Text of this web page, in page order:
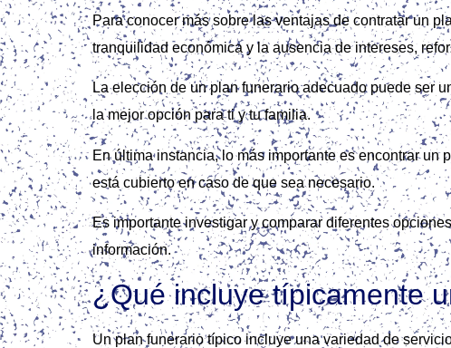
Para conocer más sobre las ventajas de contratar un
tranquilidad económica y la ausencia de intereses,
La elección de un plan funerario adecuado puede ser
la mejor opción para ti y tu familia.
En última instancia, lo más importante es encontrar
está cubierto en caso de que sea necesario.
Es importante investigar y comparar diferentes
información.
¿Qué incluye típicamente
Un plan funerario típico incluye una variedad de